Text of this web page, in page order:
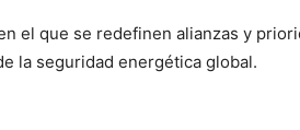
el que se redefinen alianzas y
la seguridad energética global.